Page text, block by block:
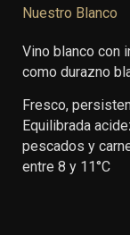
Nuestro Blanco
Vino blanco con
como durazno
Fresco,
Equilibrada
pescados y
entre 8 y 11°C